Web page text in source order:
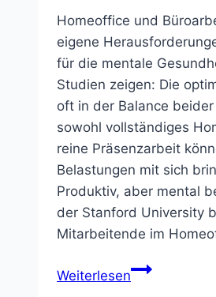
Homeoffice und
eigene
für die mentale
Studien zeigen: Die
oft in der Balance
sowohl vollständiges
reine Präsenzarbeit
Belastungen mit sich
Produktiv, aber mental
der Stanford University
Mitarbeitende im
WeiterlesenHomeoffice